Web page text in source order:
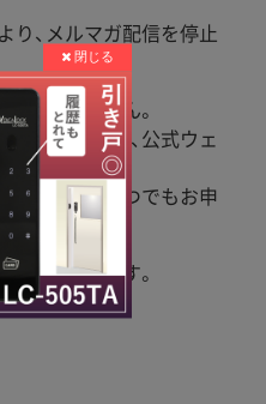
り、メルマガ配信を停止
信されません。
ンについては、公式ウェ
さい。
の場合は、いつでもお申
いいたします。